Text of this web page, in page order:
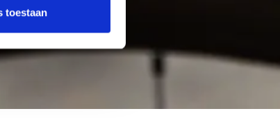
toestaan